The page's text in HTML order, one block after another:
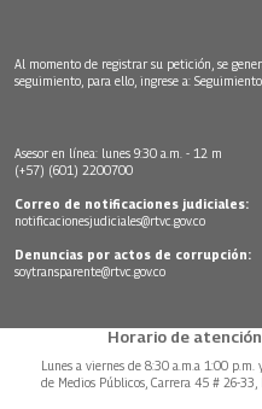
Al momento de registrar su petición, se
seguimiento, para ello, ingrese a:
Asesor en línea: lunes 9:30 a.m. - 12 m
(+57) (601) 2200700
Correo de notificaciones judiciales:
notificacionesjudiciales@rtvc.gov.co
Denuncias por actos de corrupción:
soytransparente@rtvc.gov.co
Horario de
Lunes a viernes de 8:30 a.m.a 1:00 p.m.
de Medios Públicos, Carrera 45 # 26-33,